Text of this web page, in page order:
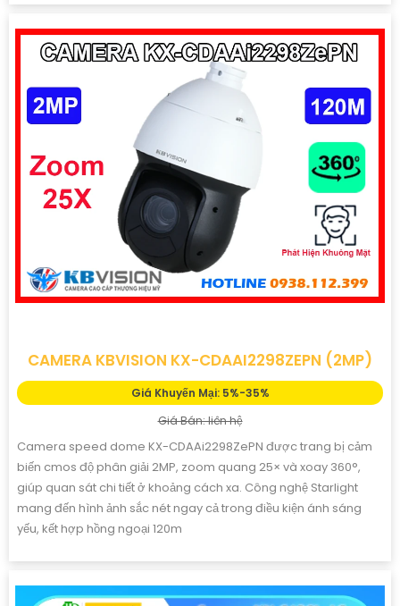
CAMERA KBVISION KX-CDAAI2298ZEPN (2MP)
Giá Khuyến Mại: 5%-35%
Giá Bán: liên hệ
Camera speed dome KX-CDAAi2298ZePN được trang bị cảm
biến cmos độ phân giải 2MP, zoom quang 25× và xoay 360°,
giúp quan sát chi tiết ở khoảng cách xa. Công nghệ Starlight
mang đến hình ảnh sắc nét ngay cả trong điều kiện ánh sáng
yếu, kết hợp hồng ngoại 120m